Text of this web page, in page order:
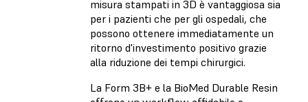
misura stampati in 3D è vantaggiosa sia
per i pazienti che per gli ospedali, che
possono ottenere immediatamente un
ritorno d'investimento positivo grazie
alla riduzione dei tempi chirurgici.
La Form 3B+ e la BioMed Durable Resin